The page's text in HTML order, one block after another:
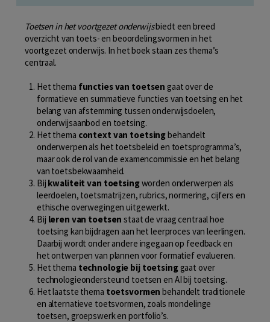
Toetsen in het voortgezet onderwijsbiedt een breed
overzicht van toets- en beoordelingsvormen in het
voortgezet onderwijs. In het boek staan zes thema’s
centraal.
Het thema functies van toetsen gaat over de
formatieve en summatieve functies van toetsing en het
belang van afstemming tussen onderwijsdoelen,
onderwijsaanbod en toetsing.
Het thema context van toetsingbehandelt
onderwerpen als het toetsbeleid en toetsprogramma’s,
maar ook de rol van de examencommissie en het belang
van toetsbekwaamheid.
Bij kwaliteit van toetsingworden onderwerpen als
leerdoelen, toetsmatrijzen, rubrics, normering, cijfers en
ethische overwegingen uitgewerkt.
Bij leren van toetsen staat de vraag centraal hoe
toetsing kan bijdragen aan het leerproces van leerlingen.
Daarbij wordt onder andere ingegaan op feedback en
het ontwerpen van plannen voor formatief evalueren.
Het thema technologie bij toetsinggaat over
technologieondersteund toetsen en AI bij toetsing.
Het laatste thema toetsvormen behandelt traditionele
en alternatieve toetsvormen, zoals mondelinge
toetsen, groepswerk en portfolio’s.